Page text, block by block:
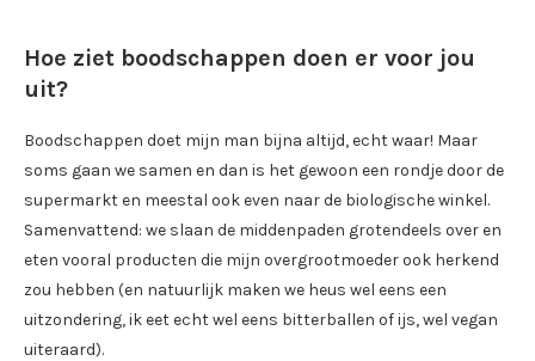
Hoe ziet boodschappen doen er voor jou
uit?
Boodschappen doet mijn man bijna altijd, echt waar! Maar
soms gaan we samen en dan is het gewoon een rondje door de
supermarkt en meestal ook even naar de biologische winkel.
Samenvattend: we slaan de middenpaden grotendeels over en
eten vooral producten die mijn overgrootmoeder ook herkend
zou hebben (en natuurlijk maken we heus wel eens een
uitzondering, ik eet echt wel eens bitterballen of ijs, wel vegan
uiteraard).